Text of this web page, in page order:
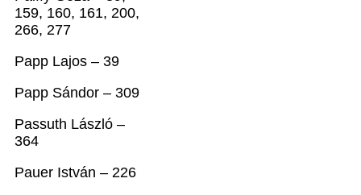
159, 160, 161, 200,
266, 277
Papp Lajos – 39
Papp Sándor – 309
Passuth László –
364
Pauer István – 226